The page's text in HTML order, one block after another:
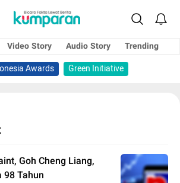
Video Story Audio Story
Trending
Awards
Green Initiative
Goh Cheng Liang,
98 Tahun